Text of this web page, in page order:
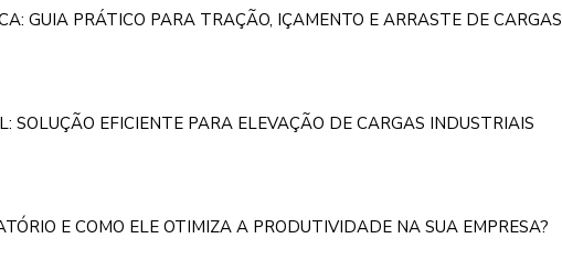
GUIA PRÁTICO PARA TRAÇÃO, IÇAMENTO E ARRASTE DE CARGAS
SOLUÇÃO EFICIENTE PARA ELEVAÇÃO DE CARGAS INDUSTRIAIS
E COMO ELE OTIMIZA A PRODUTIVIDADE NA SUA EMPRESA?